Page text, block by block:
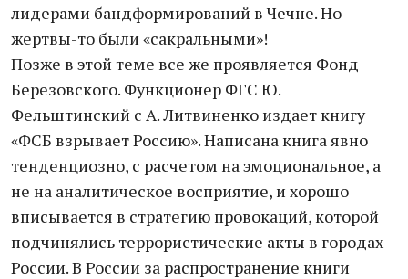
лидерами бандформирований в Чечне. Но
жертвы-то были «сакральными»!
Позже в этой теме все же проявляется Фонд
Березовского. Функционер ФГС Ю.
Фельштинский с А. Литвиненко издает книгу
«ФСБ взрывает Россию». Написана книга явно
тенденциозно, с расчетом на эмоциональное, а
не на аналитическое восприятие, и хорошо
вписывается в стратегию провокаций, которой
подчинялись террористические акты в городах
России. В России за распространение книги